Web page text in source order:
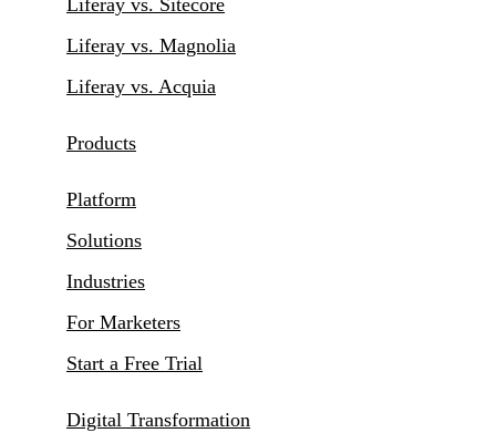
Liferay vs. Sitecore
Liferay vs. Magnolia
Liferay vs. Acquia
Products
Platform
Solutions
Industries
For Marketers
Start a Free Trial
Digital Transformation